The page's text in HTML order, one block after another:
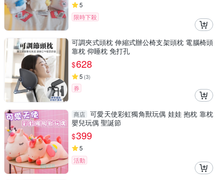
5
限時下殺
可調夾式頭枕 伸縮式辦公椅支架頭枕 電腦椅頭
靠枕 仰睡枕 免打孔
$628
5 (3)
券
商店 可愛天使彩虹獨角獸玩偶 娃娃 抱枕 靠枕
嬰兒玩偶 聖誕節
$399
5
活動